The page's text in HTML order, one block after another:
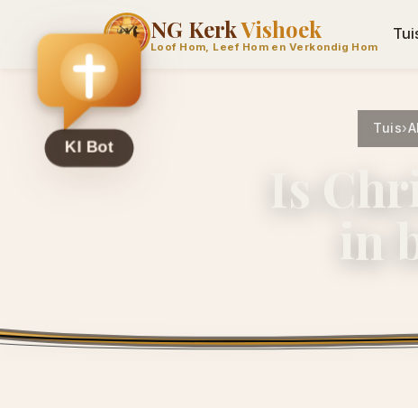
NG KerkVishoek
Loof Hom, Leef Hom en Verkondig Hom
Tuis›
Is
in